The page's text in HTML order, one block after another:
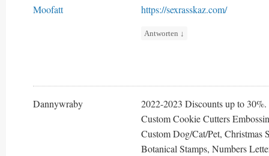
Moofatt https://sexrasskaz.com/
Antworten ↓
Dannywraby
2022-2023 Discounts up to
Custom Cookie Cutters
Custom Dog/Cat/Pet, Christmas
Botanical Stamps, Numbers